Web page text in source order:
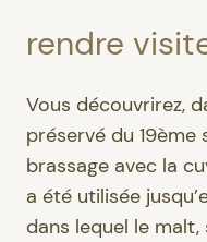
rendre
Vous découvrirez,
préservé du 19ème
brassage avec la
a été utilisée
dans lequel le malt,